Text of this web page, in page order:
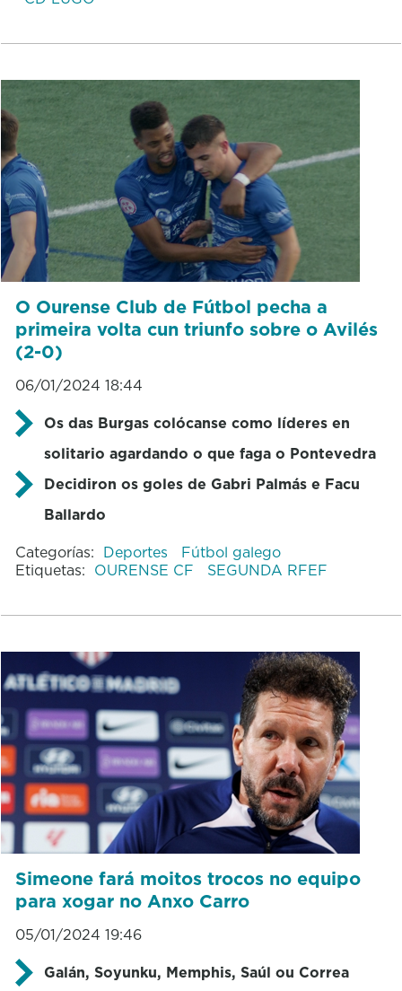
O Ourense Club de Fútbol pecha a
primeira volta cun triunfo sobre o Avilés
(2-0)
06/01/2024 18:44
Os das Burgas colócanse como líderes en
solitario agardando o que faga o Pontevedra
Decidiron os goles de Gabri Palmás e Facu
Ballardo
Categorías: Deportes
Fútbol galego
Etiquetas: OURENSE CF SEGUNDA RFEF
Simeone fará moitos trocos no equipo
para xogar no Anxo Carro
05/01/2024 19:46
Galán, Soyunku, Memphis, Saúl ou Correa